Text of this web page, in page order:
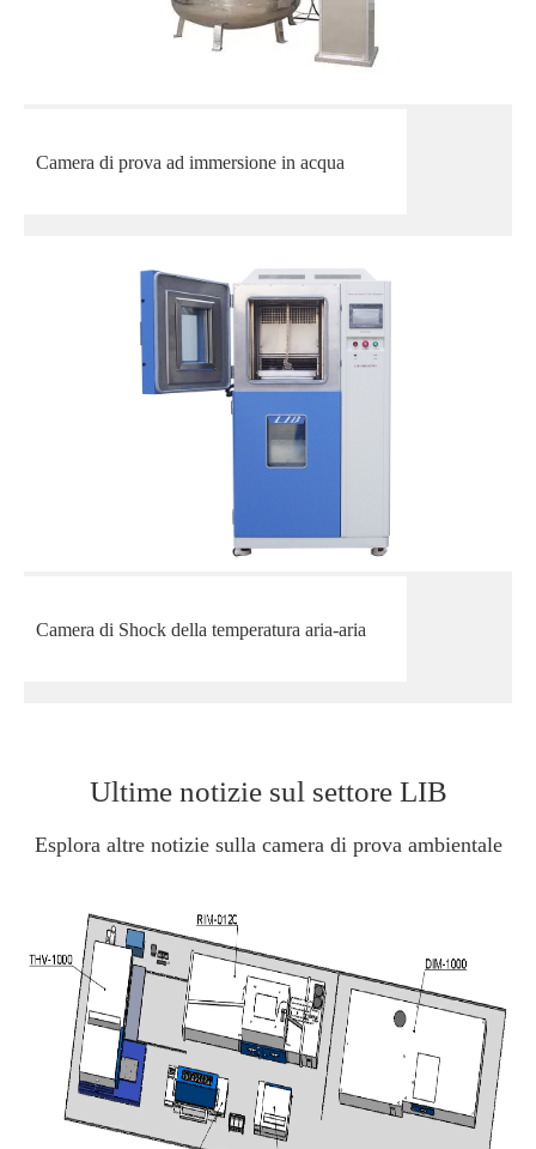
Camera di prova ad immersione in acqua
Camera di Shock della temperatura aria-aria
Ultime notizie sul settore LIB
Esplora altre notizie sulla camera di prova ambientale